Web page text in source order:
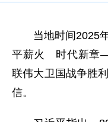
当地时间2025
平薪火 时代新章
联伟大卫国战争胜
信。